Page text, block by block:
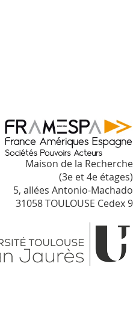
Maison de la Recherche
(3e et 4e étages)
5, allées Antonio-Machado
31058 TOULOUSE Cedex 9